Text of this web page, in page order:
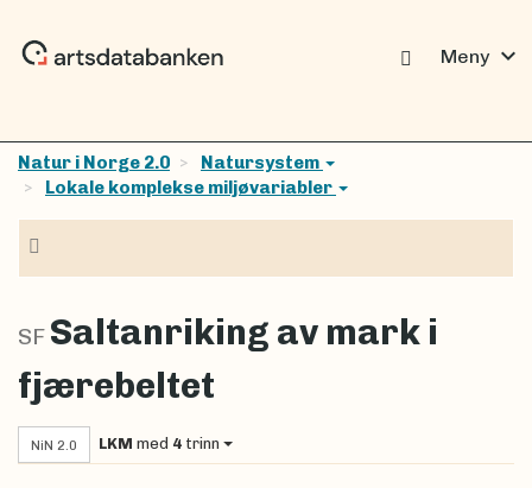
Meny expand_more
Natur i Norge 2.0
Natursystem
Lokale komplekse miljøvariabler
SF Saltanriking av mark i
fjærebeltet
NiN 2.0 LKM med 4 trinn